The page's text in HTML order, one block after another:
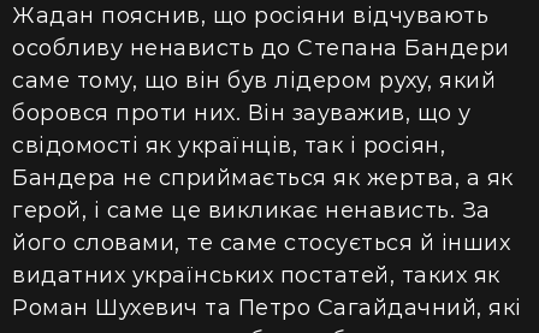
Жадан пояснив, що росіяни відчувають
особливу ненависть до Степана Бандери
саме тому, що він був лідером руху, який
боровся проти них. Він зауважив, що у
свідомості як українців, так і росіян,
Бандера не сприймається як жертва, а як
герой, і саме це викликає ненависть. За
його словами, те саме стосується й інших
видатних українських постатей, таких як
Роман Шухевич та Петро Сагайдачний, які